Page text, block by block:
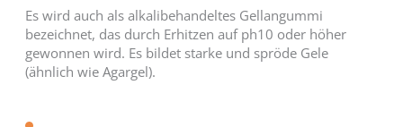
Es wird auch als alkalibehandeltes Gellangummi
bezeichnet, das durch Erhitzen auf ph10 oder höher
gewonnen wird. Es bildet starke und spröde Gele
(ähnlich wie Agargel).